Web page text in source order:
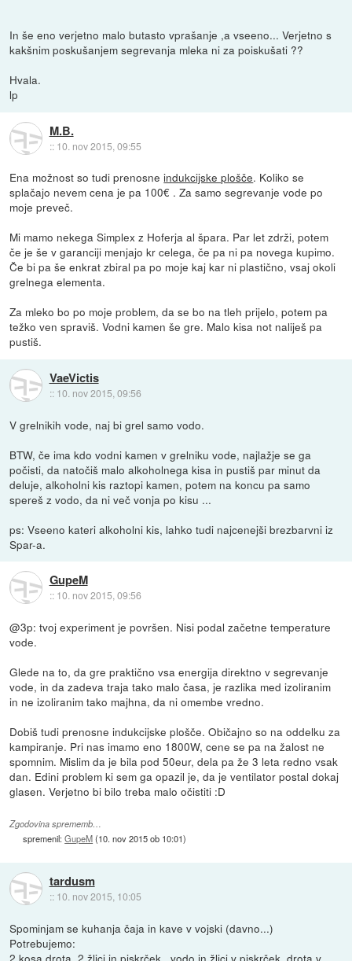
In še eno verjetno malo butasto vprašanje ,a vseeno... Verjetno s
kakšnim poskušanjem segrevanja mleka ni za poiskušati ??
Hvala.
lp
M.B.
:: 10. nov 2015, 09:55
Ena možnost so tudi prenosneindukcijske plošče. Koliko se
splačajo nevem cena je pa 100€ . Za samo segrevanje vode po
moje preveč.
Mi mamo nekega Simplex z Hoferja al špara. Par let zdrži, potem
če je še v garanciji menjajo kr celega, če pa ni pa novega kupimo.
Če bi pa še enkrat zbiral pa po moje kaj kar ni plastično, vsaj okoli
grelnega elementa.
Za mleko bo po moje problem, da se bo na tleh prijelo, potem pa
težko ven spraviš. Vodni kamen še gre. Malo kisa not naliješ pa
pustiš.
VaeVictis
:: 10. nov 2015, 09:56
V grelnikih vode, naj bi grel samo vodo.
BTW, če ima kdo vodni kamen v grelniku vode, najlažje se ga
počisti, da natočiš malo alkoholnega kisa in pustiš par minut da
deluje, alkoholni kis raztopi kamen, potem na koncu pa samo
spereš z vodo, da ni več vonja po kisu ...
ps: Vseeno kateri alkoholni kis, lahko tudi najcenejši brezbarvni iz
Spar-a.
GupeM
:: 10. nov 2015, 09:56
@3p: tvoj experiment je površen. Nisi podal začetne temperature
vode.
Glede na to, da gre praktično vsa energija direktno v segrevanje
vode, in da zadeva traja tako malo časa, je razlika med izoliranim
in ne izoliranim tako majhna, da ni omembe vredno.
Dobiš tudi prenosne indukcijske plošče. Običajno so na oddelku za
kampiranje. Pri nas imamo eno 1800W, cene se pa na žalost ne
spomnim. Mislim da je bila pod 50eur, dela pa že 3 leta redno vsak
dan. Edini problem ki sem ga opazil je, da je ventilator postal dokaj
glasen. Verjetno bi bilo treba malo očistiti :D
Zgodovina sprememb…
spremenil:GupeM(10. nov 2015 ob 10:01)
tardusm
:: 10. nov 2015, 10:05
Spominjam se kuhanja čaja in kave v vojski (davno...)
Potrebujemo:
2 kosa drota, 2 žlici in piskrček , vodo in žlici v piskrček, drota v